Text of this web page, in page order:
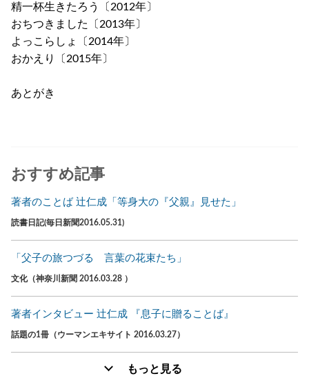
精一杯生きたろう〔2012年〕
おちつきました〔2013年〕
よっこらしょ〔2014年〕
おかえり〔2015年〕
あとがき
おすすめ記事
著者のことば 辻仁成「等身大の『父親』見せた」
読書日記(毎日新聞2016.05.31)
「父子の旅つづる 言葉の花束たち」
文化（神奈川新聞 2016.03.28 ）
著者インタビュー 辻仁成 『息子に贈ることば』
話題の1冊（ウーマンエキサイト 2016.03.27）
もっと見る